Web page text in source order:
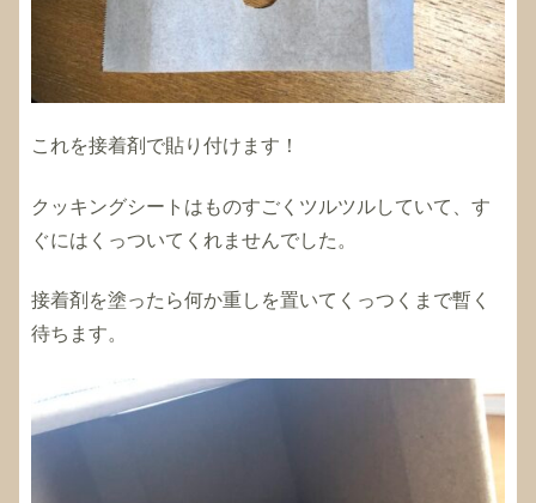
これを接着剤で貼り付けます！
クッキングシートはものすごくツルツルしていて、す
ぐにはくっついてくれませんでした。
接着剤を塗ったら何か重しを置いてくっつくまで暫く
待ちます。